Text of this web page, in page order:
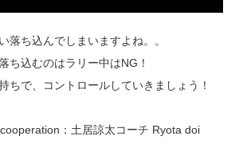
落ち込んでしまいますよね。。
ち込むのはラリー中はNG！
ちで、コントロールしていきましょう！
：土居諒太コーチ Ryota doi